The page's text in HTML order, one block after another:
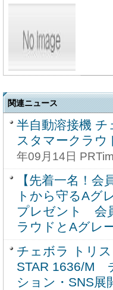
関連ニュース
半自動溶接機
スタマークラウ
年09月14日
【先着一名！
トから守るAグ
プレゼント 会
ラウドとAグレ
チェボラ トリ
STAR 1636/M
ション・SNS展